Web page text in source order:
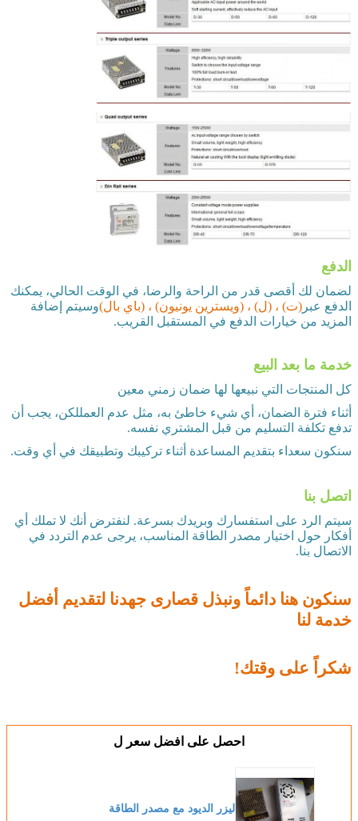
الدفع
لضمان لك أقصى قدر من الراحة والرضا، في الوقت الحالي، يمكنك
الدفع عبر (ت) ، (ل) ، (ويسترين يونيون) ، (باي بال)وسيتم إضافة
المزيد من خيارات الدفع في المستقبل القريب.
خدمة ما بعد البيع
كل المنتجات التي نبيعها لها ضمان زمني معين
أثناء فترة الضمان، أي شيء خاطئ به، مثل عدم العمللكن، يجب أن
تدفع تكلفة التسليم من قبل المشتري نفسه.
سنكون سعداء بتقديم المساعدة أثناء تركيبك وتطبيقك في أي وقت.
اتصل بنا
سيتم الرد على استفسارك وبريدك بسرعة. لنفترض أنك لا تملك أي
أفكار حول اختيار مصدر الطاقة المناسب، يرجى عدم التردد في
الاتصال بنا.
سنكون هنا دائماً ونبذل قصارى جهدنا لتقديم أفضل
خدمة لنا
شكراً على وقتك!
احصل على افضل سعر ل
ليزر الديود مع مصدر الطاقة